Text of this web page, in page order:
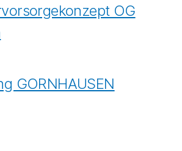
OG
GORNHAUSEN